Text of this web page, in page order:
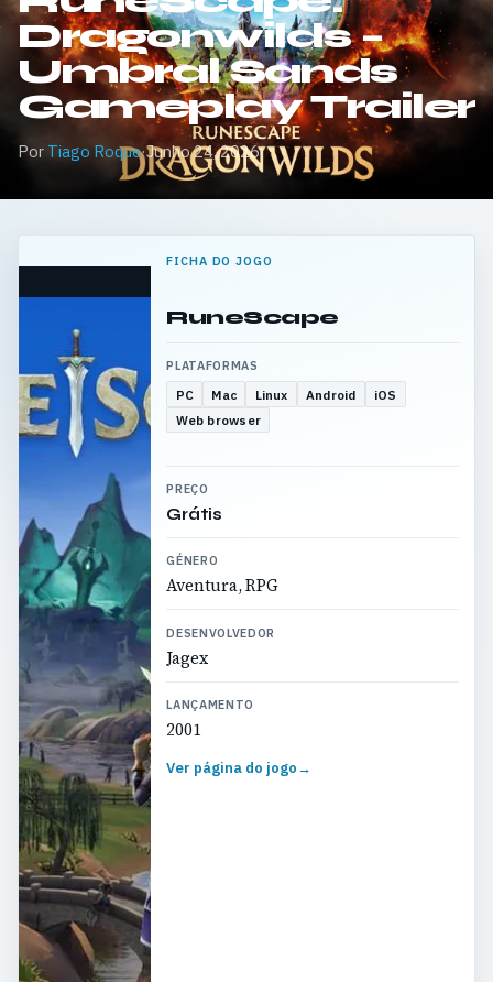
Dragonwilds –
Umbral Sands
Gameplay Trailer
Por Tiago Roque·Junho 24, 2026
FICHA DO JOGO
RuneScape
PLATAFORMAS
PC Mac Linux Android
iOS
Web browser
PREÇO
Grátis
GÉNERO
Aventura, RPG
DESENVOLVEDOR
Jagex
LANÇAMENTO
2001
Ver página do jogo→